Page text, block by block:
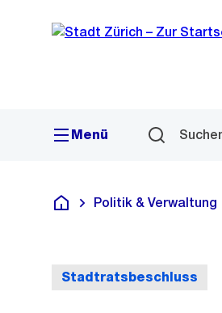
Navigation
Sprunglink
Menü
Deutsch
Politik & Verwaltung
Stadtratsbeschluss